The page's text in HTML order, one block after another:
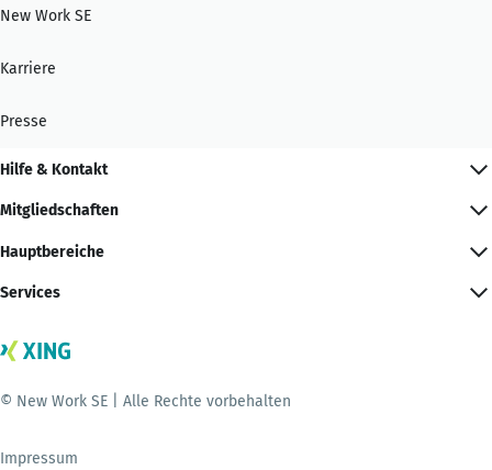
New Work SE
Karriere
Presse
Hilfe & Kontakt
Mitgliedschaften
Hauptbereiche
Services
© New Work SE | Alle Rechte vorbehalten
Impressum